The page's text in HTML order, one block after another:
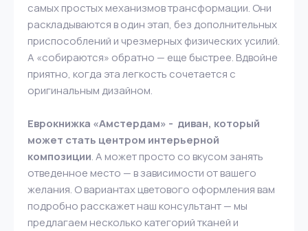
самых простых механизмов трансформации. Они
раскладываются в один этап, без дополнительных
приспособлений и чрезмерных физических усилий.
А «собираются» обратно — еще быстрее. Вдвойне
приятно, когда эта легкость сочетается с
оригинальным дизайном.
Еврокнижка «Амстердам» - диван, который
может стать центром интерьерной
композиции. А может просто со вкусом занять
отведенное место — в зависимости от вашего
желания. О вариантах цветового оформления вам
подробно расскажет наш консультант — мы
предлагаем несколько категорий тканей и